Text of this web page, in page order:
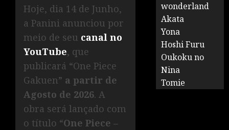
Hoje, dia 14 de Junho,
a Panini anunciou por
meio de seu canal no
YouTube, que
publicará “One Piece
Gakuen” a partir de
Agosto de 2026. A
obra será lançado com
o título “One Piece –
wonderland
Akata
Yona
Hoshi Furu
Oukoku no
Nina
Tomie